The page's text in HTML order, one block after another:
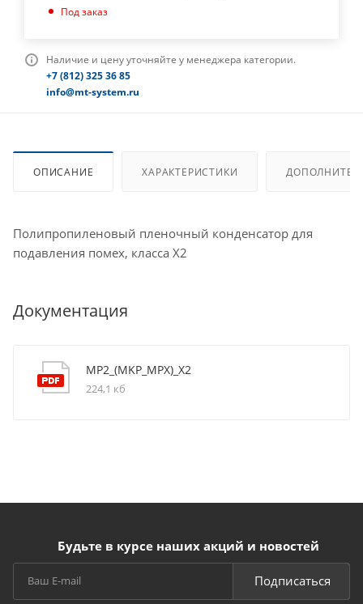
Под заказ
Наличие и цену уточняйте у менеджера категории.
+7 (812) 325 36 85
info@mt-system.ru
ОПИСАНИЕ ХАРАКТЕРИСТИКИ
Полипропиленовый пленочный конденсатор для
подавления помех, класса X2
Документация
MP2_(MKP_MPX)_X2
224,1 кб
Будьте в курсе наших акций и новостей
Подписаться